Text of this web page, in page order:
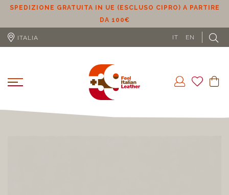
SPEDIZIONE GRATUITA IN UE (ESCLUSO CIPRO) A PARTIRE
DA 100€
ITALIA IT EN